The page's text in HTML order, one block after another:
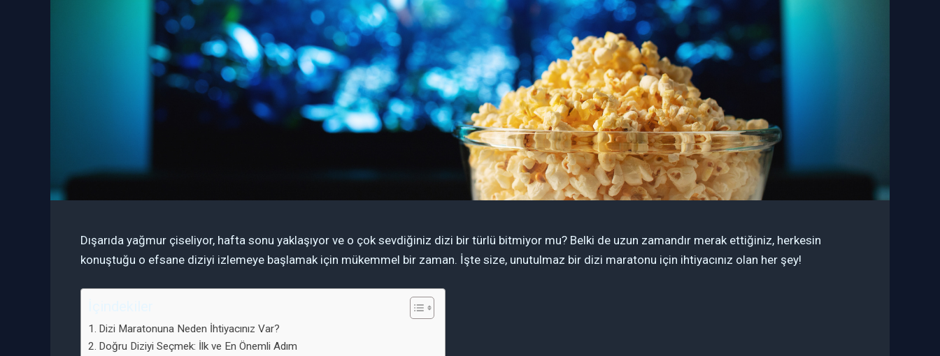
Dışarıda yağmur çiseliyor, hafta sonu yaklaşıyor ve o çok sevdiğiniz dizi bir türlü bitmiyor mu? Belki de uzun zamandır merak ettiğiniz, herkesin
konuştuğu o efsane diziyi izlemeye başlamak için mükemmel bir zaman. İşte size, unutulmaz bir dizi maratonu için ihtiyacınız olan her şey!
Dizi Maratonuna Neden İhtiyacınız Var?
Doğru Diziyi Seçmek: İlk ve En Önemli Adım